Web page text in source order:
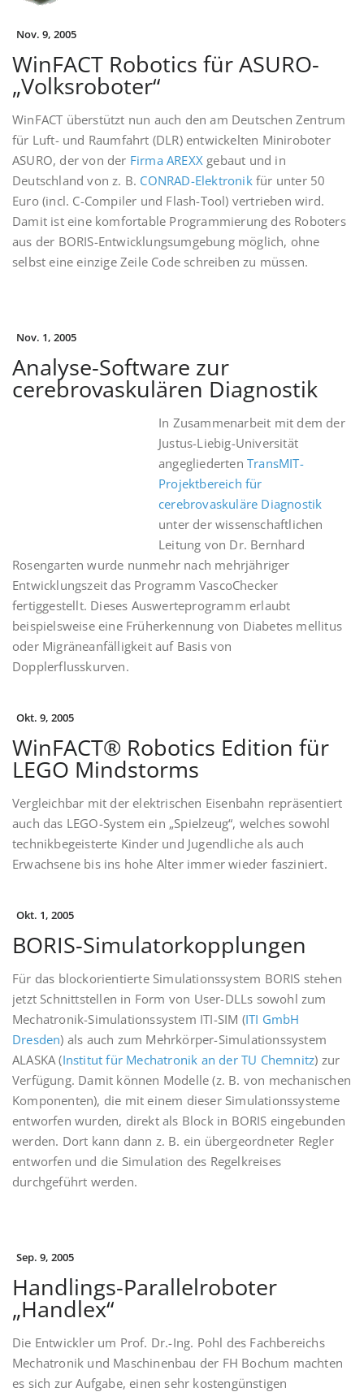
Nov. 9, 2005
WinFACT Robotics für ASURO-
„Volksroboter“
WinFACT überstützt nun auch den am Deutschen Zentrum
für Luft- und Raumfahrt (DLR) entwickelten Miniroboter
ASURO, der von der Firma AREXX gebaut und in
Deutschland von z. B. CONRAD-Elektronikfür unter 50
Euro (incl. C-Compiler und Flash-Tool) vertrieben wird.
Damit ist eine komfortable Programmierung des Roboters
aus der BORIS-Entwicklungsumgebung möglich, ohne
selbst eine einzige Zeile Code schreiben zu müssen.
Nov. 1, 2005
Analyse-Software zur
cerebrovaskulären Diagnostik
In Zusammenarbeit mit dem der
Justus-Liebig-Universität
angegliederten TransMIT-
Projektbereich für
cerebrovaskuläre Diagnostik
unter der wissenschaftlichen
Leitung von Dr. Bernhard
Rosengarten wurde nunmehr nach mehrjähriger
Entwicklungszeit das Programm VascoChecker
fertiggestellt. Dieses Auswerteprogramm erlaubt
beispielsweise eine Früherkennung von Diabetes mellitus
oder Migräneanfälligkeit auf Basis von
Dopplerflusskurven.
Okt. 9, 2005
WinFACT® Robotics Edition für
LEGO Mindstorms
Vergleichbar mit der elektrischen Eisenbahn repräsentiert
auch das LEGO-System ein „Spielzeug“, welches sowohl
technikbegeisterte Kinder und Jugendliche als auch
Erwachsene bis ins hohe Alter immer wieder fasziniert.
Okt. 1, 2005
BORIS-Simulatorkopplungen
Für das blockorientierte Simulationssystem BORIS stehen
jetzt Schnittstellen in Form von User-DLLs sowohl zum
Mechatronik-Simulationssystem ITI-SIM (ITI GmbH
Dresden) als auch zum Mehrkörper-Simulationssystem
ALASKA (Institut für Mechatronik an der TU Chemnitz) zur
Verfügung. Damit können Modelle (z. B. von mechanischen
Komponenten), die mit einem dieser Simulationssysteme
entworfen wurden, direkt als Block in BORIS eingebunden
werden. Dort kann dann z. B. ein übergeordneter Regler
entworfen und die Simulation des Regelkreises
durchgeführt werden.
Sep. 9, 2005
Handlings-Parallelroboter
„Handlex“
Die Entwickler um Prof. Dr.-Ing. Pohl des Fachbereichs
Mechatronik und Maschinenbau der FH Bochum machten
es sich zur Aufgabe, einen sehr kostengünstigen